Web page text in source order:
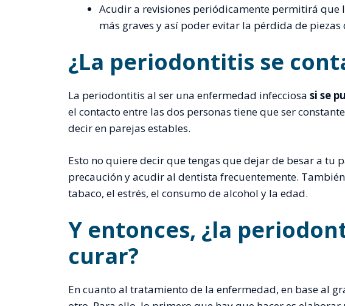
Acudir a revisiones periódicamente permitirá que
más graves y así poder evitar la pérdida de piezas
¿La periodontitis se
La periodontitis al ser una enfermedad infecciosa si se
el contacto entre las dos personas tiene que ser
decir en parejas estables.
Esto no quiere decir que tengas que dejar de besar a tu
precaución y acudir al dentista frecuentemente.
tabaco, el estrés, el consumo de alcohol y la edad.
Y entonces, ¿la
curar?
En cuanto al tratamiento de la enfermedad, en base al